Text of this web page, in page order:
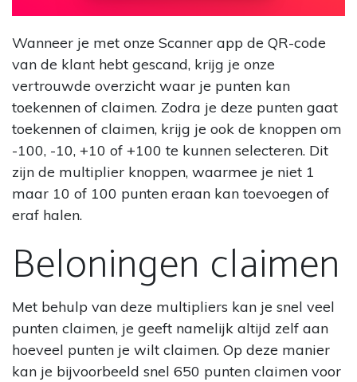
Wanneer je met onze Scanner app de QR-code
van de klant hebt gescand, krijg je onze
vertrouwde overzicht waar je punten kan
toekennen of claimen. Zodra je deze punten gaat
toekennen of claimen, krijg je ook de knoppen om
-100, -10, +10 of +100 te kunnen selecteren. Dit
zijn de multiplier knoppen, waarmee je niet 1
maar 10 of 100 punten eraan kan toevoegen of
eraf halen.
Beloningen claimen
Met behulp van deze multipliers kan je snel veel
punten claimen, je geeft namelijk altijd zelf aan
hoeveel punten je wilt claimen. Op deze manier
kan je bijvoorbeeld snel 650 punten claimen voor